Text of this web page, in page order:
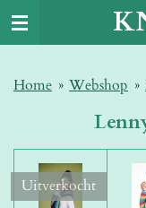
Ga
de
Home » Webshop »
Uitverkocht